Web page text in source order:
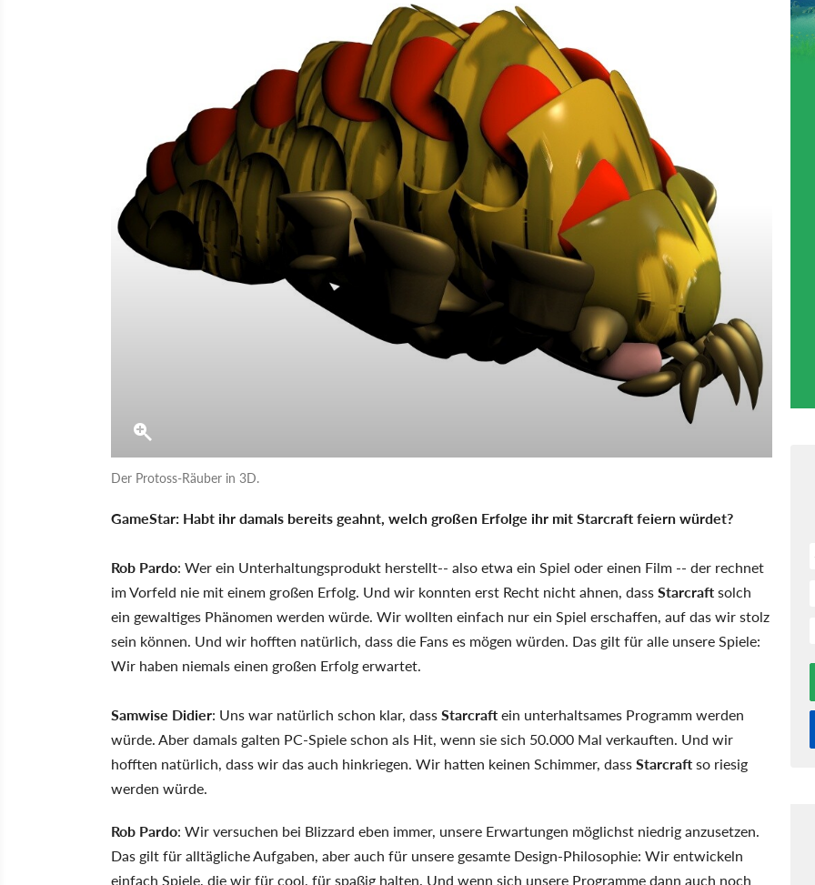
Der Protoss-Räuber in 3D.
GameStar: Habt ihr damals bereits geahnt, welch großen Erfolge ihr mit Starcraft feiern würdet?
Rob Pardo: Wer ein Unterhaltungsprodukt herstellt-- also etwa ein Spiel oder einen Film -- der rechnet
im Vorfeld nie mit einem großen Erfolg. Und wir konnten erst Recht nicht ahnen, dassStarcraftsolch
ein gewaltiges Phänomen werden würde. Wir wollten einfach nur ein Spiel erschaffen, auf das wir stolz
sein können. Und wir hofften natürlich, dass die Fans es mögen würden. Das gilt für alle unsere Spiele:
Wir haben niemals einen großen Erfolg erwartet.
Samwise Didier: Uns war natürlich schon klar, dassStarcraftein unterhaltsames Programm werden
würde. Aber damals galten PC-Spiele schon als Hit, wenn sie sich 50.000 Mal verkauften. Und wir
hofften natürlich, dass wir das auch hinkriegen. Wir hatten keinen Schimmer, dassStarcraftso riesig
werden würde.
Rob Pardo: Wir versuchen bei Blizzard eben immer, unsere Erwartungen möglichst niedrig anzusetzen.
Das gilt für alltägliche Aufgaben, aber auch für unsere gesamte Design-Philosophie: Wir entwickeln
einfach Spiele, die wir für cool, für spaßig halten. Und wenn sich unsere Programme dann auch noch